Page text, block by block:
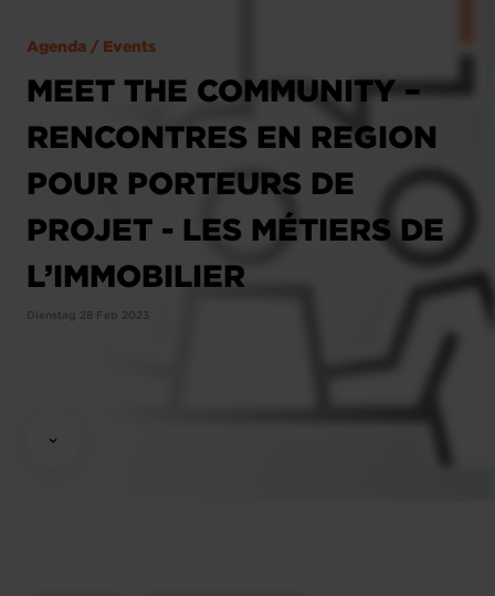
Agenda / Events
MEET THE COMMUNITY –
RENCONTRES EN REGION
POUR PORTEURS DE
PROJET - LES MÉTIERS DE
L’IMMOBILIER
Dienstag 28 Feb 2023